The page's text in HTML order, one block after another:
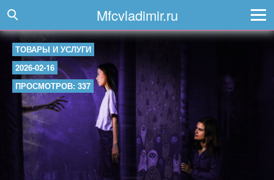
Mfcvladimir.ru
ТОВАРЫ И УСЛУГИ
2026-02-16
ПРОСМОТРОВ: 337